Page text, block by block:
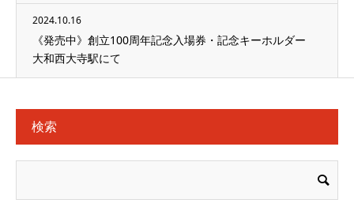
2024.10.16
《発売中》創立100周年記念入場券・記念キーホルダー
大和西大寺駅にて
検索